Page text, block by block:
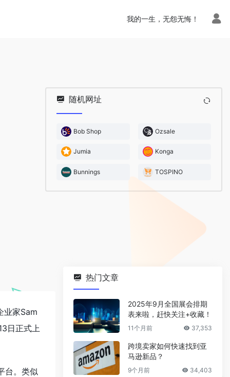
我的一生，无怨无悔！
随机网址
Bob Shop Ozsale
Jumia Konga
Bunnings TOSPINO
业家Sam
日正式上
台。类似
热门文章
2025年9月全国展会排期
表来啦，赶快关注+收藏！
11个月前 37,353
跨境卖家如何快速找到亚
马逊新品？
9个月前 34,403